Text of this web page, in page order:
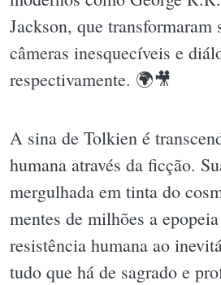
Jackson, que transformaram
câmeras inesquecíveis e
respectivamente. 🌍🎥
A sina de Tolkien é
humana através da ficção.
mergulhada em tinta do
mentes de milhões a
resistência humana ao
tudo que há de sagrado e